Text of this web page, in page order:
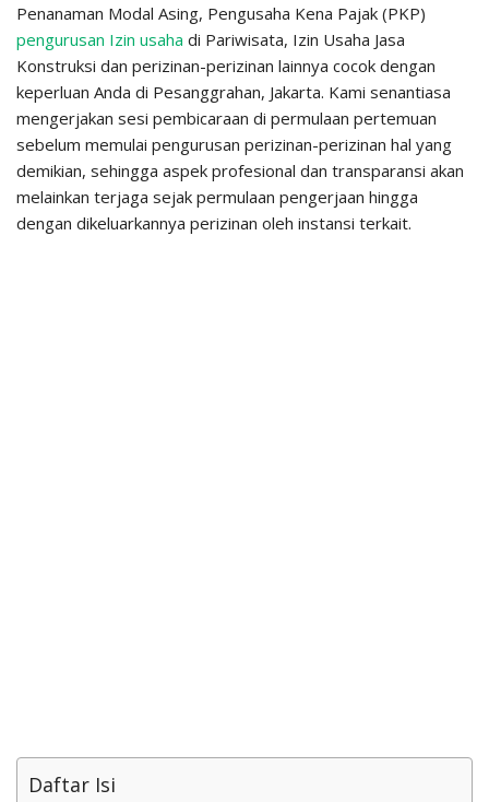
Penanaman Modal Asing, Pengusaha Kena Pajak (PKP)
pengurusan Izin usaha di Pariwisata, Izin Usaha Jasa
Konstruksi dan perizinan-perizinan lainnya cocok dengan
keperluan Anda di Pesanggrahan, Jakarta. Kami senantiasa
mengerjakan sesi pembicaraan di permulaan pertemuan
sebelum memulai pengurusan perizinan-perizinan hal yang
demikian, sehingga aspek profesional dan transparansi akan
melainkan terjaga sejak permulaan pengerjaan hingga
dengan dikeluarkannya perizinan oleh instansi terkait.
Daftar Isi